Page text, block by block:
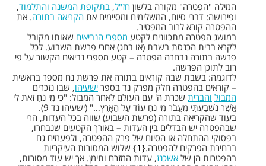
המילה "הפטרה" מקורה בלשון חז"ל, בתקופת המשנה והתלמוד,
ופירושה: דברי סיום, המשלימים ומסיימים את הקריאה בתורה. את
ההפטרה קורא לרוב המפטיר.
במושג הפטרה מתכוונים לקטע מספרי הנביאים שאותו מקובל
לקרא בבית הכנסת בשבת (או בחג) אחרי פרשת השבוע. לכל
פרשה בתורה נבחרה הפטרה – קטע מספרי נביאים הקשור על פי
רוב לתוכן הפרשה.
לדוגמה: בשבת שבה קוראים בתורה את פרשת נח מספר בראשית
– קוראים בהפטרה חלק מפרק נד בספר ישעיהו, שבו נזכרים
המבול והברית שכרת ה' עם העולם לאחר המבול: "כִּי מֵי נֹחַ זֹאת לִי
אֲשֶׁר נִשְׁבַּעְתִּי מֵעֲבֹר מֵי נֹחַ עוֹד עַל הָאָרֶץ…" (ישעיהו נד 9).
בעוד שהקריאה בתורה (פרשת השבוע) שווה בכל העדות, הרי
שבהפטרה יש הבדלים בין העדות – באורך הקטעים שנבחרו,
בפסוקי ההתחלה או הסיום של פרק ההפטרה, ולפעמים גם
בבחירת הפרקים להפטרה. 1 שלוש המסורות העיקריות
בהפטרות הן של אשכנז, עדות המזרח ותימן. אך יש עוד מסורות,